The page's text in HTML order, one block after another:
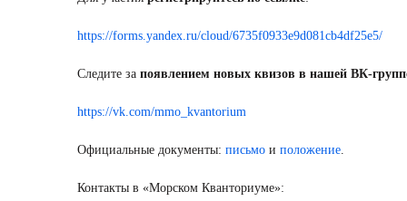
https://forms.yandex.ru/cloud/6735f0933e9d081cb4df25e5/
Следите за появлением новых квизов в нашей ВК-
https://vk.com/mmo_kvantorium
Официальные документы: письмои положение.
Контакты в «Морском Кванториуме»: